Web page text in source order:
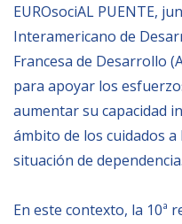
EUROsociAL
EL PAcCTO
EUROFRONT
COPOLAD III
AL-INVEST Verde
EUROsociAL PUENTE,
Interamericano de
Francesa de Desarrollo
para apoyar los
aumentar su capacidad
mbito de los cuidados a
situación de dependencia.
En este contexto, la 10ª